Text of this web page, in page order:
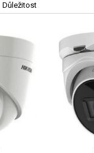
Důležitost